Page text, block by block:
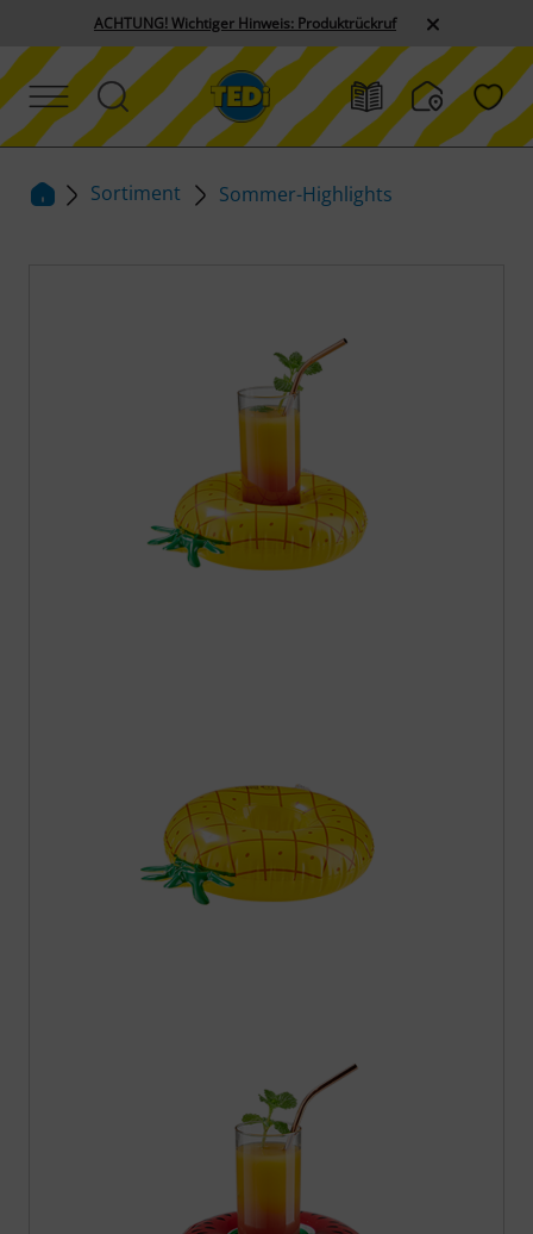
ACHTUNG! Wichtiger Hinweis: Produktrückruf
Sortiment Sommer-Highlights